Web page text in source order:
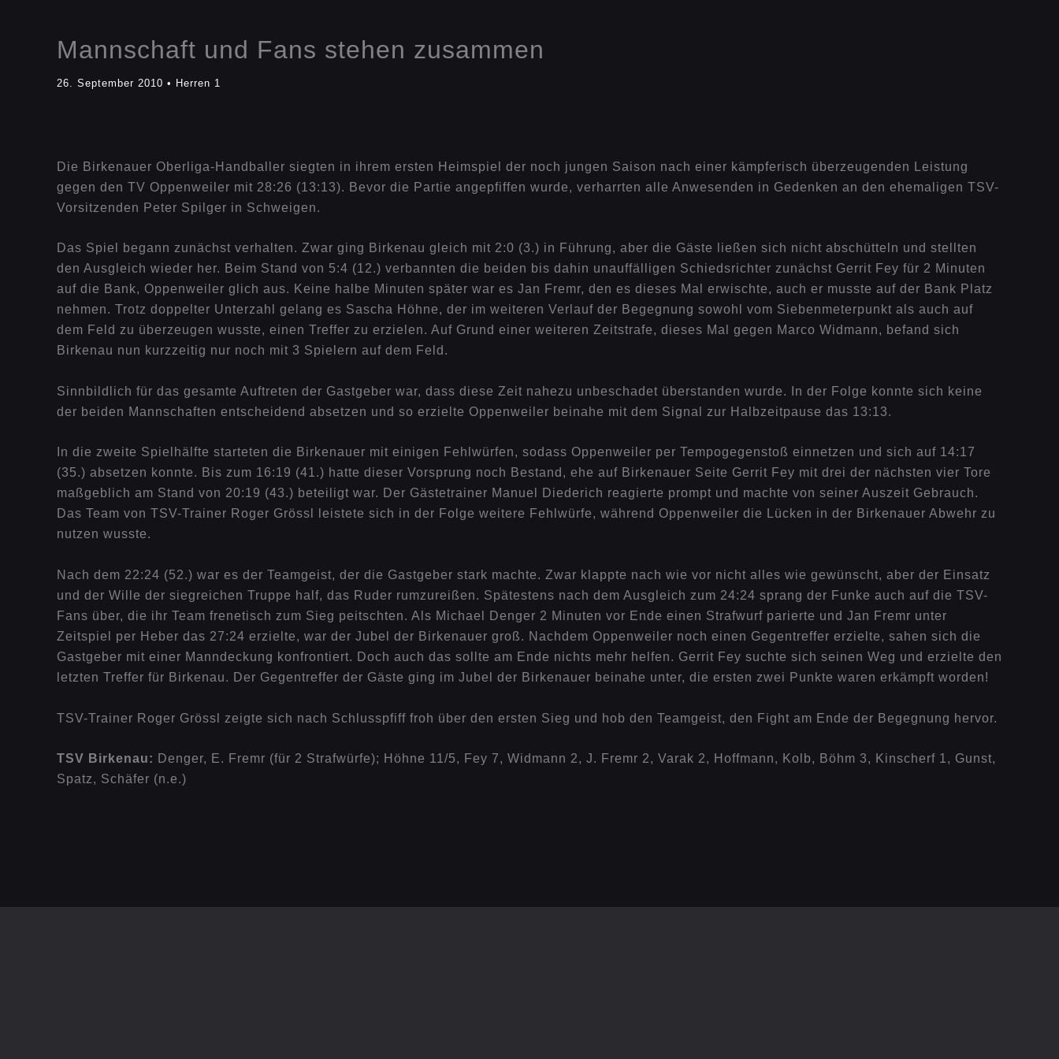
Mannschaft und Fans stehen zusammen
26. September 2010 • Herren 1
Die Birkenauer Oberliga-Handballer siegten in ihrem ersten Heimspiel der noch jungen Saison nach einer kämpferisch überzeugenden Leistung
gegen den TV Oppenweiler mit 28:26 (13:13). Bevor die Partie angepfiffen wurde, verharrten alle Anwesenden in Gedenken an den ehemaligen TSV-
Vorsitzenden Peter Spilger in Schweigen.
Das Spiel begann zunächst verhalten. Zwar ging Birkenau gleich mit 2:0 (3.) in Führung, aber die Gäste ließen sich nicht abschütteln und stellten
den Ausgleich wieder her. Beim Stand von 5:4 (12.) verbannten die beiden bis dahin unauffälligen Schiedsrichter zunächst Gerrit Fey für 2 Minuten
auf die Bank, Oppenweiler glich aus. Keine halbe Minuten später war es Jan Fremr, den es dieses Mal erwischte, auch er musste auf der Bank Platz
nehmen. Trotz doppelter Unterzahl gelang es Sascha Höhne, der im weiteren Verlauf der Begegnung sowohl vom Siebenmeterpunkt als auch auf
dem Feld zu überzeugen wusste, einen Treffer zu erzielen. Auf Grund einer weiteren Zeitstrafe, dieses Mal gegen Marco Widmann, befand sich
Birkenau nun kurzzeitig nur noch mit 3 Spielern auf dem Feld.
Sinnbildlich für das gesamte Auftreten der Gastgeber war, dass diese Zeit nahezu unbeschadet überstanden wurde. In der Folge konnte sich keine
der beiden Mannschaften entscheidend absetzen und so erzielte Oppenweiler beinahe mit dem Signal zur Halbzeitpause das 13:13.
In die zweite Spielhälfte starteten die Birkenauer mit einigen Fehlwürfen, sodass Oppenweiler per Tempogegenstoß einnetzen und sich auf 14:17
(35.) absetzen konnte. Bis zum 16:19 (41.) hatte dieser Vorsprung noch Bestand, ehe auf Birkenauer Seite Gerrit Fey mit drei der nächsten vier Tore
maßgeblich am Stand von 20:19 (43.) beteiligt war. Der Gästetrainer Manuel Diederich reagierte prompt und machte von seiner Auszeit Gebrauch.
Das Team von TSV-Trainer Roger Grössl leistete sich in der Folge weitere Fehlwürfe, während Oppenweiler die Lücken in der Birkenauer Abwehr zu
nutzen wusste.
Nach dem 22:24 (52.) war es der Teamgeist, der die Gastgeber stark machte. Zwar klappte nach wie vor nicht alles wie gewünscht, aber der Einsatz
und der Wille der siegreichen Truppe half, das Ruder rumzureißen. Spätestens nach dem Ausgleich zum 24:24 sprang der Funke auch auf die TSV-
Fans über, die ihr Team frenetisch zum Sieg peitschten. Als Michael Denger 2 Minuten vor Ende einen Strafwurf parierte und Jan Fremr unter
Zeitspiel per Heber das 27:24 erzielte, war der Jubel der Birkenauer groß. Nachdem Oppenweiler noch einen Gegentreffer erzielte, sahen sich die
Gastgeber mit einer Manndeckung konfrontiert. Doch auch das sollte am Ende nichts mehr helfen. Gerrit Fey suchte sich seinen Weg und erzielte den
letzten Treffer für Birkenau. Der Gegentreffer der Gäste ging im Jubel der Birkenauer beinahe unter, die ersten zwei Punkte waren erkämpft worden!
TSV-Trainer Roger Grössl zeigte sich nach Schlusspfiff froh über den ersten Sieg und hob den Teamgeist, den Fight am Ende der Begegnung hervor.
TSV Birkenau: Denger, E. Fremr (für 2 Strafwürfe); Höhne 11/5, Fey 7, Widmann 2, J. Fremr 2, Varak 2, Hoffmann, Kolb, Böhm 3, Kinscherf 1, Gunst,
Spatz, Schäfer (n.e.)